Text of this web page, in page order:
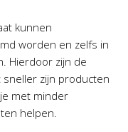
kunnen
worden en zelfs in
Hierdoor zijn de
zijn producten
met minder
helpen.